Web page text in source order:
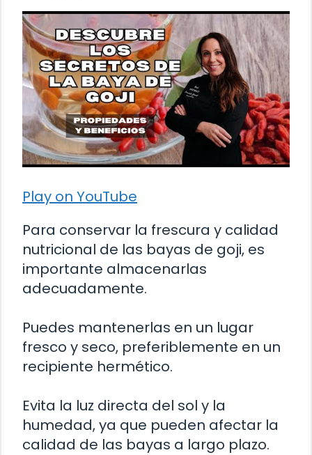
Play on YouTube
Para conservar la frescura y calidad
nutricional de las bayas de goji, es
importante almacenarlas
adecuadamente.
Puedes mantenerlas en un lugar
fresco y seco, preferiblemente en un
recipiente hermético.
Evita la luz directa del sol y la
humedad, ya que pueden afectar la
calidad de las bayas a largo plazo.